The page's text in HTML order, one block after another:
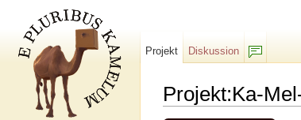
Projekt:Ka-
Projekt
Diskussion